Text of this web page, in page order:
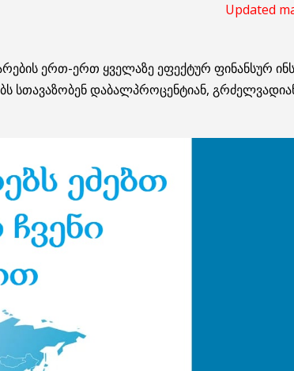
Updated
ერთ-ერთ ყველაზე ეფექტურ ფინანსურ
სთავაზობენ დაბალპროცენტიან,